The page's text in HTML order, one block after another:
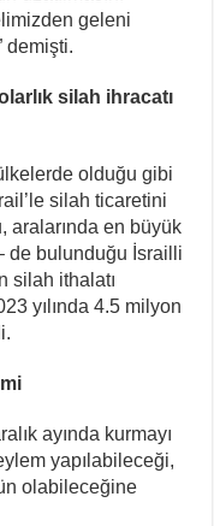
geleni
demişti.
silah ihracatı
olduğu gibi
silah ticaretini
aralarında en büyük
de bulunduğu İsrailli
silah ithalatı
yılında 4.5 milyon
ayında kurmayı
yapılabileceği,
olabileceğine